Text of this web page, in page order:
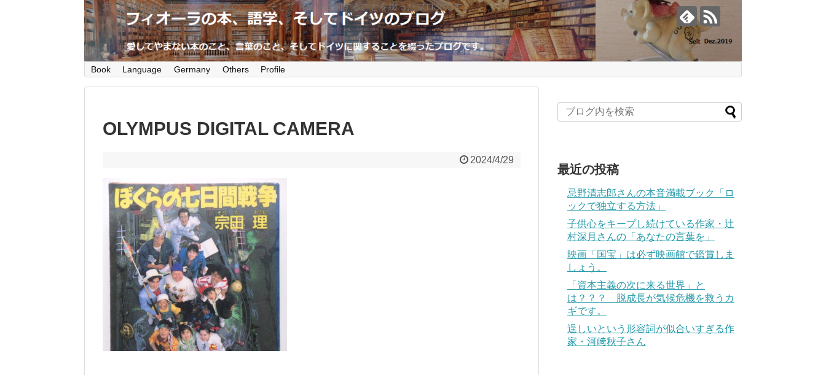
愛してやまない本のこと、言葉のこと、そしてドイツに関することを綴ったブログです。
Book Language Germany Others Profile
OLYMPUS DIGITAL CAMERA
2024/4/29
最近の投稿
忌野清志郎さんの本音満載ブック「ロ
ックで独立する方法」
子供心をキープし続けている作家・辻
村深月さんの「あなたの言葉を」
映画「国宝」は必ず映画館で鑑賞しま
しょう。
「資本主義の次に来る世界」と
は？？？ 脱成長が気候危機を救うカ
ギです。
逞しいという形容詞が似合いすぎる作
家・河﨑秋子さん